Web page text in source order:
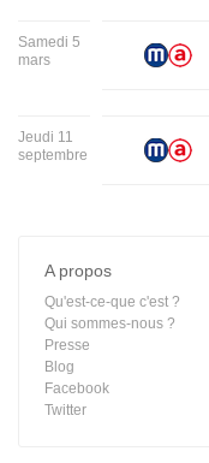
Samedi 5
mars
Jeudi 11
septembre
A propos
Qu'est-ce-que c'est ?
Qui sommes-nous ?
Presse
Blog
Facebook
Twitter